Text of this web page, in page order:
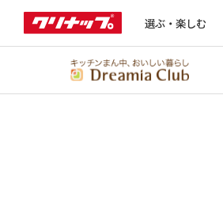
選ぶ・楽しむ